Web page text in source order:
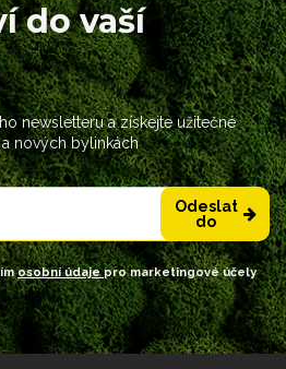
do vaší
newsletteru a získejte užitečné
nových bylinkách
Odeslat
do
osobní údajepro marketingové účely